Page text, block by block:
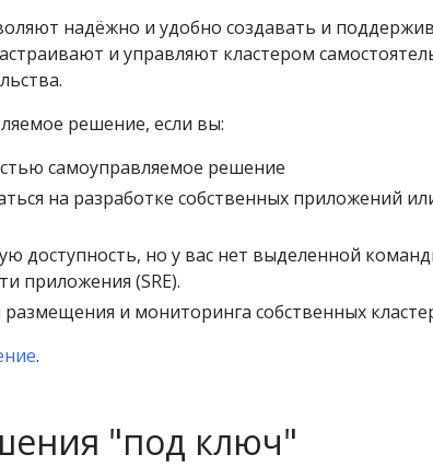
надёжно и удобно создавать и
и управляют кластером
решение, если вы:
самоуправляемое решение
на разработке собственных приложений
доступность, но у вас нет выделенной
приложения (SRE).
размещения и мониторинга собственных
.
"под ключ"